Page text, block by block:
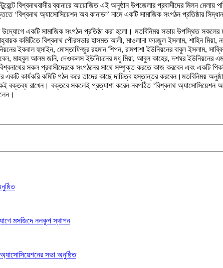
বিশ্বনাথবাসীর ব্যানারে আয়োজিত এই অনুষ্ঠান উপজেলার প্রবাসীদের মিলন
‘বিশ্বনাথ অ্যাসোসিয়েশন অব কানাডা’ নামে একটি সামাজিক সংগঠন প্রতিষ্ঠার
উদ্যোগে একটি সামাজিক সংগঠন প্রতিষ্ঠা করা হলো। মতবিনিময় সভায় উপস্থিত
কমিটিতে বিশ্বনাথ পৌরসভার হাসমত আলী, মাওলানা ফয়জুল ইসলাম, শাহিন মিয়া,
ইকবাল হুসাইন, মোস্তাফিজুর রহমান শিপন, রামপাশা ইউনিয়নের বাবুল ইসলাম,
মাহবুল আলম জনি, দেওকলস ইউনিয়নের মধু মিয়া, আবুল কাহের, দশঘর ইউনিয়নের
বিশ্বনাথের সকল প্রবাসীদেরকে সংগঠনের সাথে সম্পৃক্ত করতে কাজ করবেন এবং
একটি কার্যকরি কমিটি গঠন করে তাদের কাছে দায়িত্ব হস্তান্তর করবেন।মতবিনিময়
বক্তব্য রাখেন। বক্তবে সকলেই প্রত্যাশা করেন নবগঠিত ‘বিশ্বনাথ অ্যাসোসিয়েশন
মসজিদে নলকূপ স্থাপন
সভা অনুষ্ঠিত